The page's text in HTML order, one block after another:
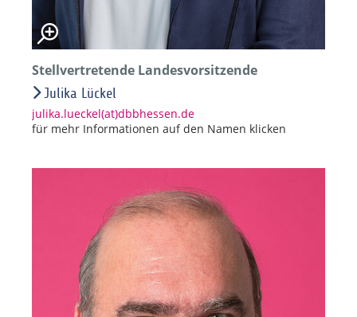
Stellvertretende Landesvorsitzende
Julika Lückel
julika.lueckel(at)dbbhessen.de
für mehr Informationen auf den Namen klicken